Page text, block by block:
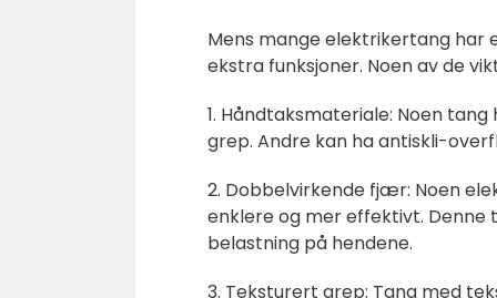
Mens mange elektrikertang har
ekstra funksjoner. Noen av de
1. Håndtaksmateriale: Noen
grep. Andre kan ha antiskli-
2. Dobbelvirkende fjær: Noen
enklere og mer effektivt.
belastning på hendene.
3. Teksturert grep: Tang med